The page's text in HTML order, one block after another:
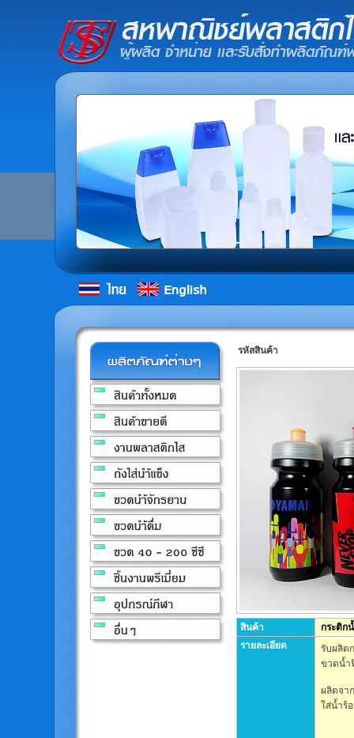
รหัสสินค้า
สินค้า
กระติก
รายละเอียด
รับผลิต
ขวดน้ำ
ผลิตจา
ใส่น้ำร้